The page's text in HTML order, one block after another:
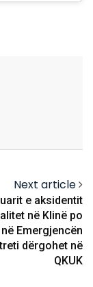
Next article
e aksidentit
në Klinë po
Emergjencën
dërgohet në
QKUK